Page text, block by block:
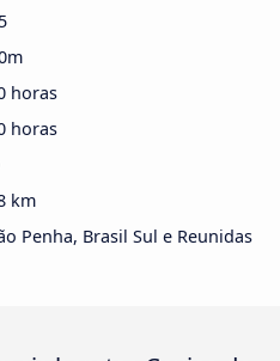
horas
horas
km
Penha, Brasil Sul e Reunidas